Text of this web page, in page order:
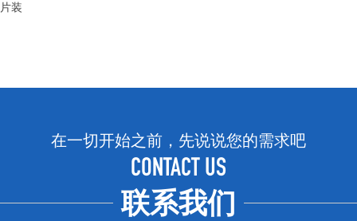
片装
在一切开始之前，先说说您的需求吧
CONTACT US
联系我们